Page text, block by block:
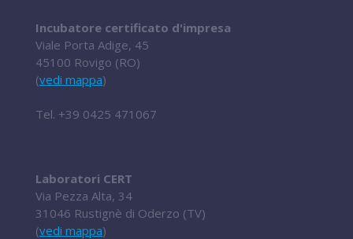
Incubatore certificato d'impresa
Viale Porta Adige, 45
45100 Rovigo (RO)
(vedi mappa)
Tel. +39 0425 471067
Laboratori CERT
Via Pezza Alta, 34
31046 Rustignè di Oderzo (TV)
(vedi mappa)